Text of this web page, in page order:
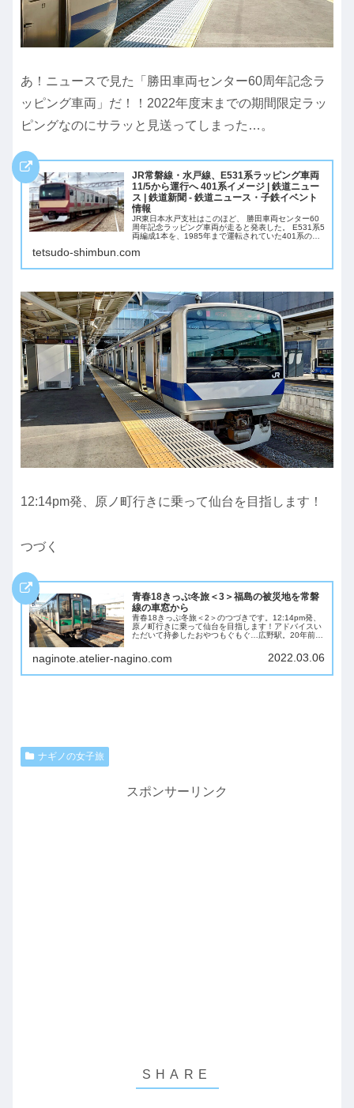
あ！ニュースで見た「勝田車両センター60周年記念ラ
ッピング車両」だ！！2022年度末までの期間限定ラッ
ピングなのにサラッと見送ってしまった…。
JR常磐線・水戸線、E531系ラッピング車両
11/5から運行へ 401系イメージ | 鉄道ニュー
ス | 鉄道新聞 - 鉄道ニュース・子鉄イベント
情報
JR東日本水戸支社はこのほど、 勝田車両センター60
周年記念ラッピング車両が走ると発表した。 E531系5
両編成1本を、1985年まで運転されていた401系の塗
定期列車として運用する。 運行...
tetsudo-shimbun.com
12:14pm発、原ノ町行きに乗って仙台を目指します！
つづく
青春18きっぷ冬旅＜3＞福島の被災地を常磐
線の車窓から
青春18きっぷ冬旅＜2＞のつづきです。12:14pm発、
原ノ町行きに乗って仙台を目指します！アドバイスい
ただいて持参したおやつもぐもぐ…広野駅。20年前に
訪れる町 広野町」って書いてあったんだ...
naginote.atelier-nagino.com 2022.03.06
ナギノの女子旅
スポンサーリンク